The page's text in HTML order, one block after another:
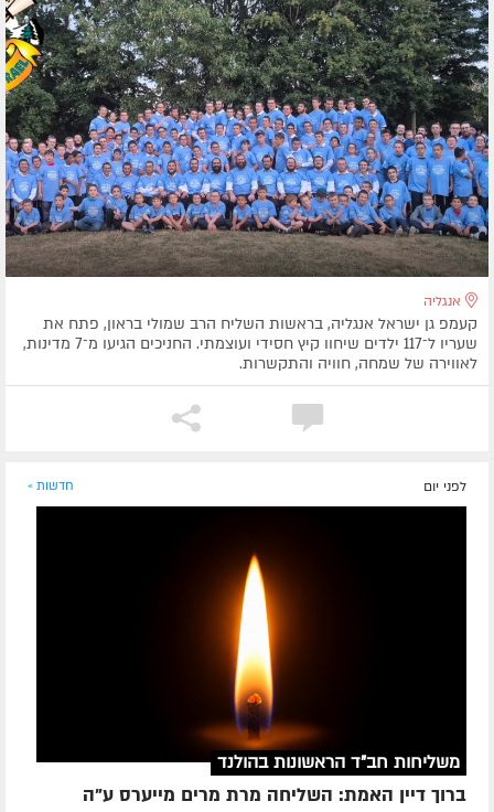
אנגליה
קעמפ גן ישראל אנגליה, בראשות השליח הרב שמולי בראון, פתח את
שעריו ל־117 ילדים שיחוו קיץ חסידי ועוצמתי. החניכים הגיעו מ־7 מדינות,
לאווירה של שמחה, חוויה והתקשרות.
לפני יום חדשות »
משליחות חב"ד הראשונות בהולנד
ברוך דיין האמת: השליחה מרת מרים מייערס ע"ה